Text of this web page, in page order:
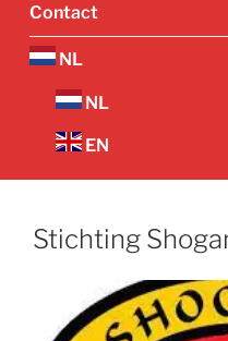
Contact
NL
NL
EN
Stichting